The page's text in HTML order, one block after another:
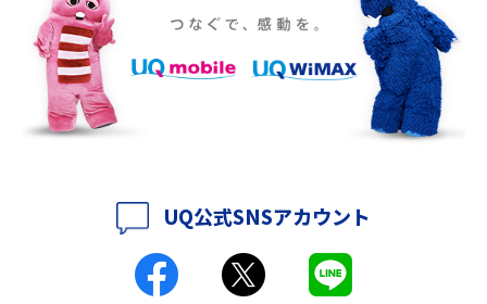
iPhone 16eとiPhone SE（第3世代）の違いは？サイズやスペックを比較し
て解説
iPhone 16eとiPhone 14を徹底比較！スペック・機能の違いをわかりやすく
紹介
iPhone 16とiPhone 15の違いは？カメラ・スペック・機能を徹底比較
iPhoneの機種変更のやり方は？事前準備・手順やデータ移行方法をわかり
UQ公式SNSアカウント